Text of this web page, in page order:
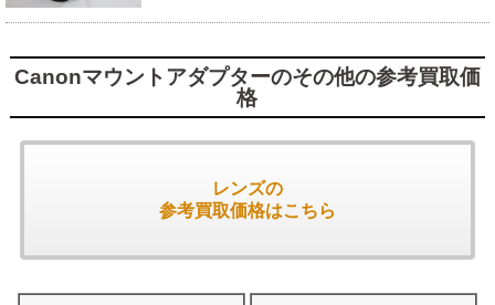
Canonマウントアダプターのその他の参考買取価
格
レンズの
参考買取価格はこちら